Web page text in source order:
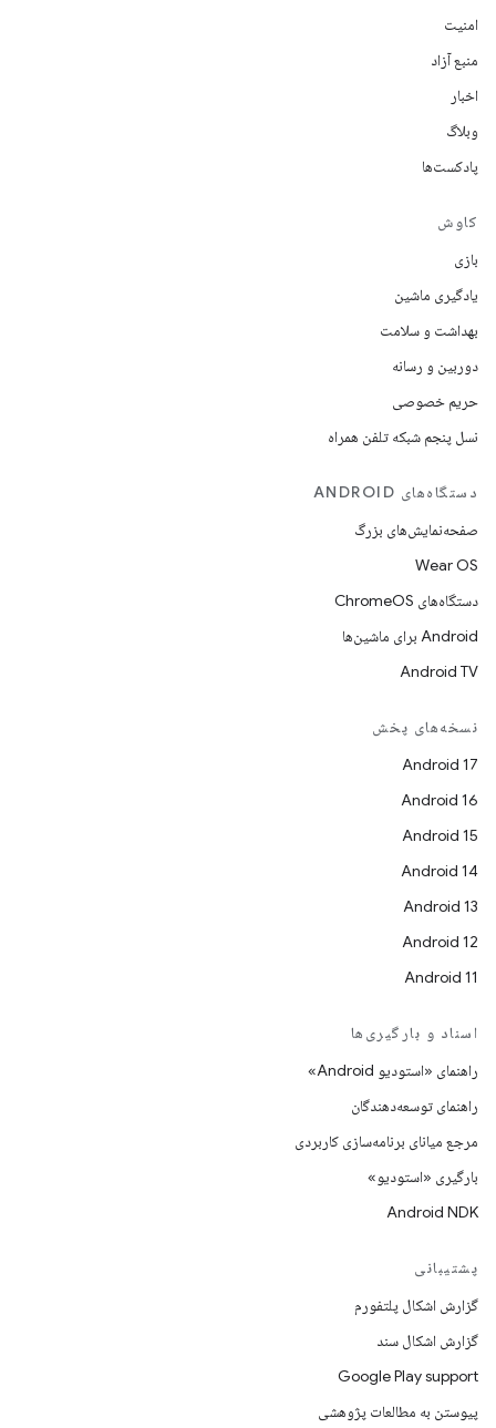
امنیت
منبع آزاد
اخبار
وبلاگ
پادکست‌ها
کاوش
بازی
یادگیری ماشین
بهداشت و سلامت
دوربین و رسانه
حریم خصوصی
نسل پنجم شبکه تلفن همراه
دستگاه‌های ANDROID
صفحه‌نمایش‌های بزرگ
Wear OS
دستگاه‌های ChromeOS
Android برای ماشین‌ها
Android TV
نسخه‌های پخش
Android 17
Android 16
Android 15
Android 14
Android 13
Android 12
Android 11
اسناد و بارگیری‌ها
راهنمای «استودیو Android»
راهنمای توسعه‌دهندگان
مرجع میانای برنامه‌سازی کاربردی
بارگیری «استودیو»
Android NDK
پشتیبانی
گزارش اشکال پلتفورم
گزارش اشکال سند
Google Play support
پیوستن به مطالعات پژوهشی